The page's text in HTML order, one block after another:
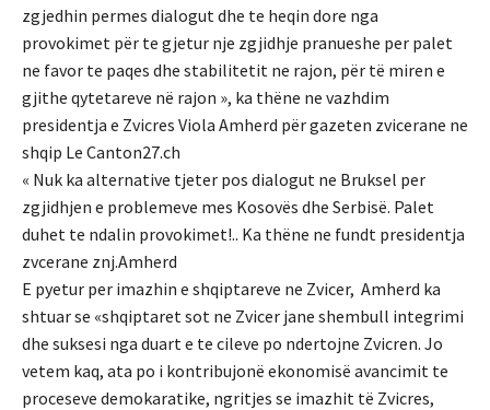
zgjedhin permes dialogut dhe te heqin dore nga
provokimet për te gjetur nje zgjidhje pranueshe per palet
ne favor te paqes dhe stabilitetit ne rajon, për të miren e
gjithe qytetareve në rajon », ka thëne ne vazhdim
presidentja e Zvicres Viola Amherd për gazeten zvicerane ne
shqip Le Canton27.ch
« Nuk ka alternative tjeter pos dialogut ne Bruksel per
zgjidhjen e problemeve mes Kosovës dhe Serbisë. Palet
duhet te ndalin provokimet!.. Ka thëne ne fundt presidentja
zvcerane znj.Amherd
E pyetur per imazhin e shqiptareve ne Zvicer, Amherd ka
shtuar se «shqiptaret sot ne Zvicer jane shembull integrimi
dhe suksesi nga duart e te cileve po ndertojne Zvicren. Jo
vetem kaq, ata po i kontribujonë ekonomisë avancimit te
proceseve demokaratike, ngritjes se imazhit të Zvicres,